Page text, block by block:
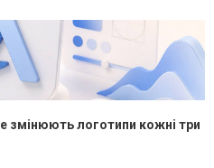
змінюють логотипи кожні три